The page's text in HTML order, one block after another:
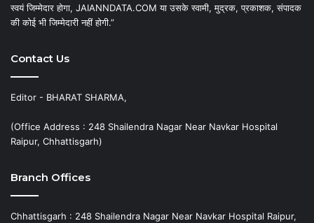
स्वयं जिम्मेदार होगा, JAIANNDATA.COM या उसके स्वामी, मुद्रक, प्रकाशक, संपादक
की कोई भी जिम्मेदारी नहीं होगी.”
Contact Us
Editor - BHARAT SHARMA,
(Office Address : 248 Shailendra Nagar Near Navkar Hospital
Raipur, Chhattisgarh)
Branch Offices
Chhattisgarh : 248 Shailendra Nagar Near Navkar Hospital Raipur,